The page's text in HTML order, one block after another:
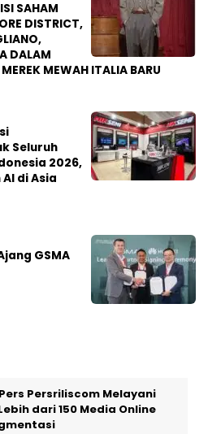
SAHAM
DISTRICT,
DALAM
MEWAH ITALIA BARU
Seluruh
2026,
di Asia
GSMA
Persriliscom Melayani
dari 150 Media Online